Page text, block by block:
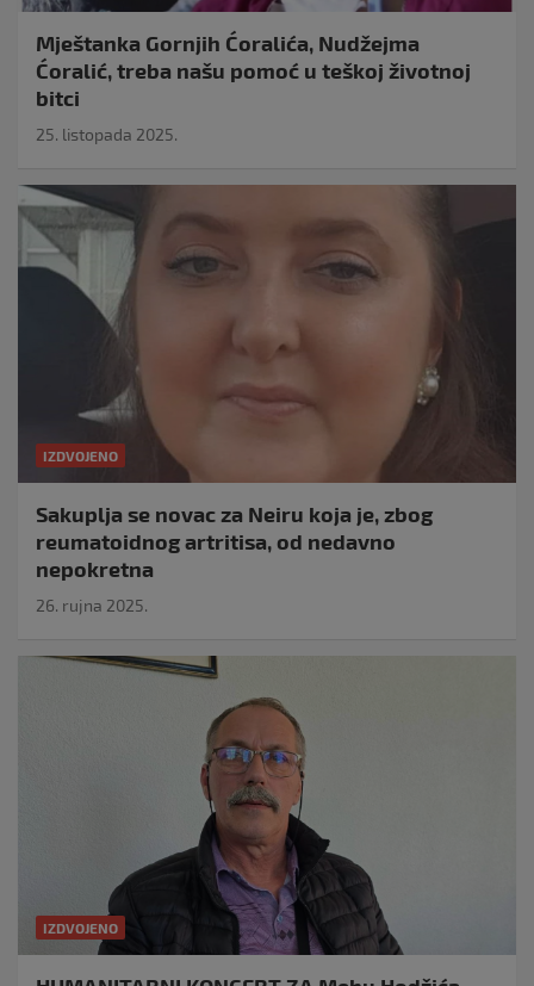
Mještanka Gornjih Ćoralića, Nudžejma
Ćoralić, treba našu pomoć u teškoj životnoj
bitci
25. listopada 2025.
IZDVOJENO
Sakuplja se novac za Neiru koja je, zbog
reumatoidnog artritisa, od nedavno
nepokretna
26. rujna 2025.
IZDVOJENO